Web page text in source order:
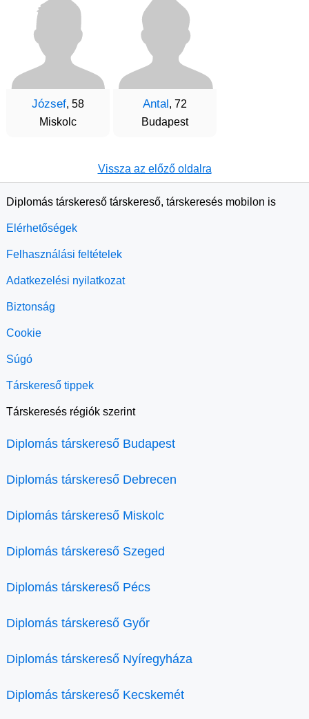
József, 58
Miskolc
Antal, 72
Budapest
Vissza az előző oldalra
Diplomás társkereső társkereső, társkeresés mobilon is
Elérhetőségek
Felhasználási feltételek
Adatkezelési nyilatkozat
Biztonság
Cookie
Súgó
Társkereső tippek
Társkeresés régiók szerint
Diplomás társkereső Budapest
Diplomás társkereső Debrecen
Diplomás társkereső Miskolc
Diplomás társkereső Szeged
Diplomás társkereső Pécs
Diplomás társkereső Győr
Diplomás társkereső Nyíregyháza
Diplomás társkereső Kecskemét